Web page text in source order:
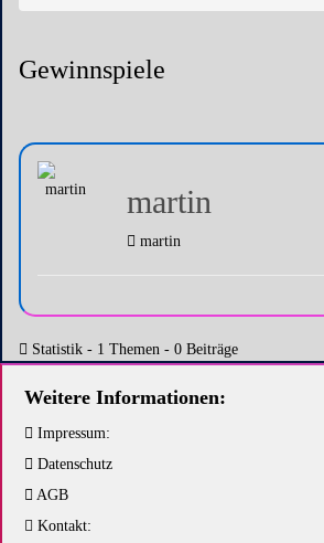
Gewinnspiele
martin
martin
Statistik - 1 Themen - 0 Beiträge
Weitere Informationen:
Impressum:
Datenschutz
AGB
Kontakt: